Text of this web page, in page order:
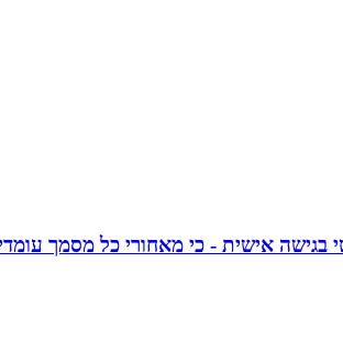
בגישה אישית - כי מאחורי כל מסמך